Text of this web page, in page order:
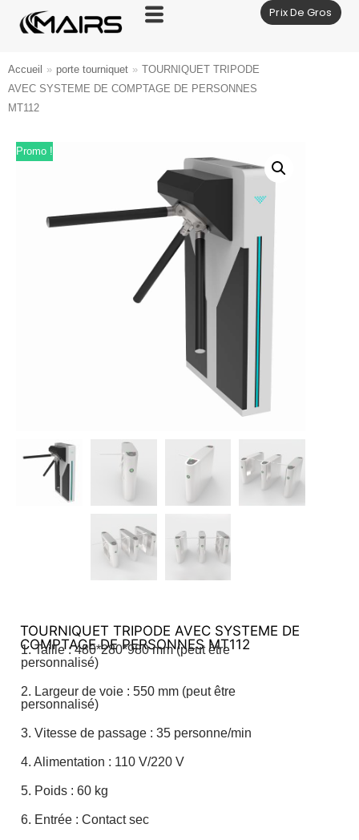
Aller
au
Prix De Gros
Accueil » porte tourniquet » TOURNIQUET TRIPODE
AVEC SYSTEME DE COMPTAGE DE PERSONNES
MT112
Promo !
TOURNIQUET TRIPODE AVEC SYSTEME DE
COMPTAGE DE PERSONNES MT112
1. Taille : 480*280*980 mm (peut être
personnalisé)
2. Largeur de voie : 550 mm (peut être
personnalisé)
3. Vitesse de passage : 35 personne/min
4. Alimentation : 110 V/220 V
5. Poids : 60 kg
6. Entrée : Contact sec